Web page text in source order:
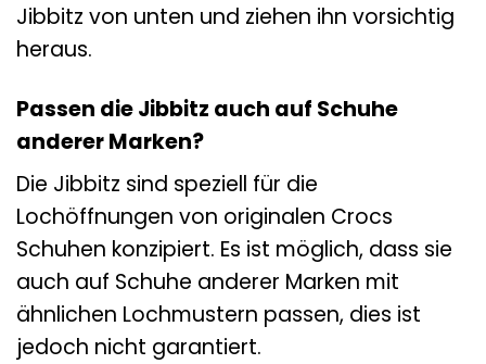
Jibbitz von unten und ziehen ihn vorsichtig
heraus.
Passen die Jibbitz auch auf Schuhe
anderer Marken?
Die Jibbitz sind speziell für die
Lochöffnungen von originalen Crocs
Schuhen konzipiert. Es ist möglich, dass sie
auch auf Schuhe anderer Marken mit
ähnlichen Lochmustern passen, dies ist
jedoch nicht garantiert.